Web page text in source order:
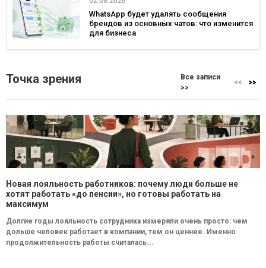
WhatsApp будет удалять сообщения
брендов из основных чатов: что изменится
для бизнеса
Точка зрения
Все записи
>>
Новая лояльность работников: почему люди больше не
хотят работать «до пенсии», но готовы работать на
максимум
Долгие годы лояльность сотрудника измеряли очень просто: чем
дольше человек работает в компании, тем он ценнее. Именно
продолжительность работы считалась...